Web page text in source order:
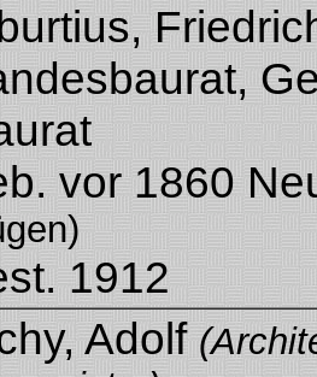
[Friedrich
vor 1860
1912
Adolf